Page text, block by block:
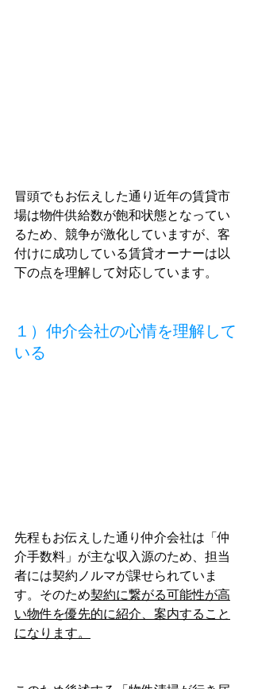
冒頭でもお伝えした通り近年の賃貸市
場は物件供給数が飽和状態となってい
るため、競争が激化していますが、客
付けに成功している賃貸オーナーは以
下の点を理解して対応しています。
１）仲介会社の心情を理解して
いる
先程もお伝えした通り仲介会社は「仲
介手数料」が主な収入源のため、 担当
者には契約ノルマが課せられていま
す。そのため契約に繋がる可能性が高
い物件を優先的に紹介、案内すること
になります。